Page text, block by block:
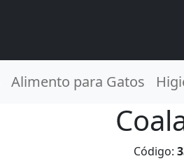
Alimento para Gatos
Código: